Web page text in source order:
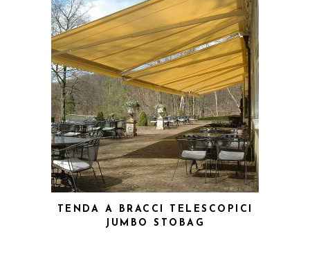
TENDA A BRACCI TELESCOPICI
JUMBO STOBAG